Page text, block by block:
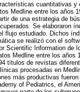
cuantitativas
Medline entre los años
de una estrategia de
Se elaboraron
flujo estudiado. Dichos
se realizó con el
Scientific Information de
Medline entre los
títulos de revistas
procesadas en
más productivas
of Pediatrics, el